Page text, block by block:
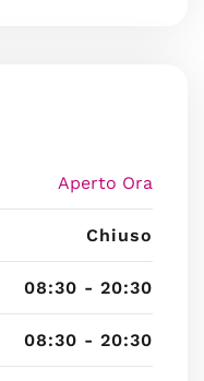
Aperto Ora
Chiuso
08:30 - 20:30
08:30 - 20:30